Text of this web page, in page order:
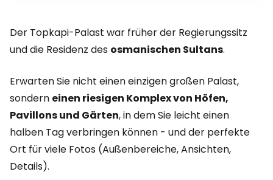
Der Topkapi-Palast war früher der Regierungssitz
und die Residenz des osmanischen Sultans.
Erwarten Sie nicht einen einzigen großen Palast,
sondern einen riesigen Komplex von Höfen,
Pavillons und Gärten, in dem Sie leicht einen
halben Tag verbringen können - und der perfekte
Ort für viele Fotos (Außenbereiche, Ansichten,
Details).